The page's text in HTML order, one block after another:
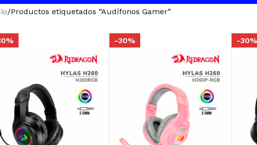
Productos etiquetados “Audífonos Gamer”
-30% -30%